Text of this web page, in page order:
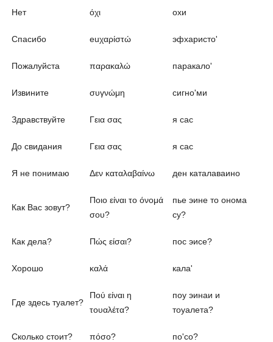
Нет όχι охи
Спасибо euχαρίστώ эфхаристо'
Пожалуйста παρακαλώ паракало'
Извините συγνώμη сигно'ми
Здравствуйте Γεια σας я сас
До свидания Γεια σας я сас
Я не понимаю Δεν καταλαβαίνω ден каталаваино
Как Вас зовут?
Ποιο είναι το όνομά
σου?
пье эине то онома
су?
Как дела? Πώς είσαι? пос эисе?
Хорошо καλά кала'
Где здесь туалет?
Πού είναι η
τουαλέτα?
поу эинаи и
тоуалета?
Сколько стоит? πόσο? по'со?